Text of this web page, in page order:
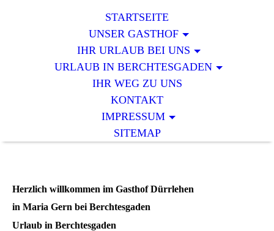
STARTSEITE
UNSER GASTHOF
IHR URLAUB BEI UNS
URLAUB IN BERCHTESGADEN
IHR WEG ZU UNS
KONTAKT
IMPRESSUM
SITEMAP
Herzlich willkommen im Gasthof Dürrlehen
in Maria Gern bei Berchtesgaden
Urlaub in Berchtesgaden